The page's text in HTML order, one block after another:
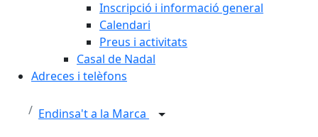
Inscripció i informació general
Calendari
Preus i activitats
Casal de Nadal
Adreces i telèfons
Endinsa't a la Marca